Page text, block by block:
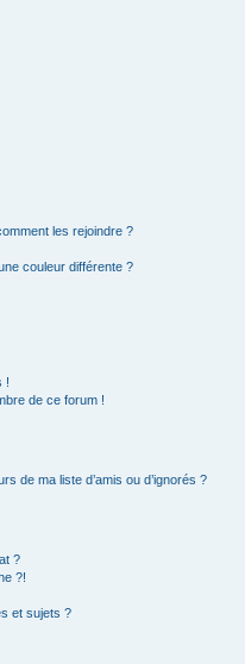
les rejoindre ?
couleur différente ?
!
de ce forum !
de ma liste d’amis ou d’ignorés ?
?
?!
et sujets ?